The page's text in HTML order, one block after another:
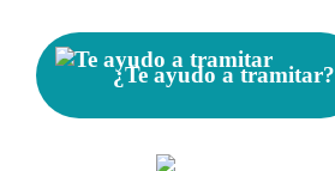
¿Te ayudo a tramitar?